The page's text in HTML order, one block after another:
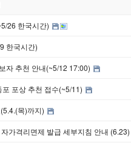
26 한국시간)
한국시간)
자 추천 안내(~5/12 17:00)
포상 추천 접수(~5/11)
목)까지)
가격리면제 발급 세부지침 안내 (6.23)